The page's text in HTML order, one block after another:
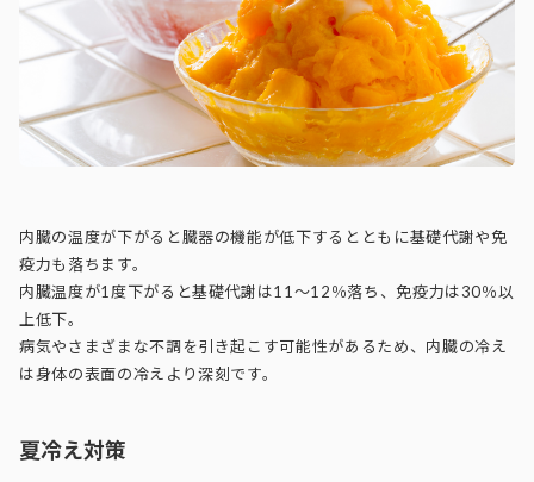
内臓の温度が下がると臓器の機能が低下するとともに基礎代謝や免
疫力も落ちます。
内臓温度が1度下がると基礎代謝は11～12％落ち、免疫力は30％以
上低下。
病気やさまざまな不調を引き起こす可能性があるため、内臓の冷え
は身体の表面の冷えより深刻です。
夏冷え対策